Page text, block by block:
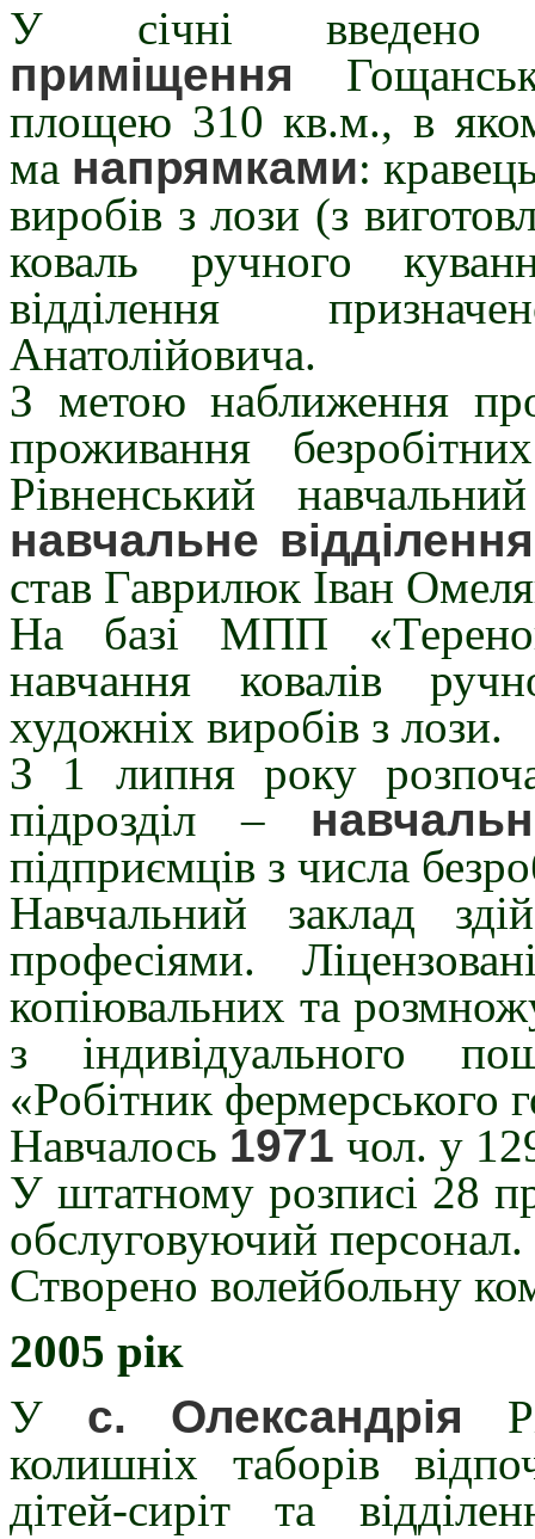
У січні
приміщення
площею 310 кв.м., в
ма напрямками:
виробів з лози (з
коваль ручного
відділення
Анатолійовича.
З метою наближення
проживання
Рівненський
навчальне відділення
став Гаврилюк Іван
На базі МПП
навчання ковалів
художніх виробів з лози.
З 1 липня року
підрозділ –
підприємців з числа
Навчальний заклад
професіями.
копіювальних та
з індивідуального
«Робітник фермерського
Навчалось 1971 чол. у
У штатному розписі 28
обслуговуючий персонал.
Створено волейбольну
2005 рік
У с. Олександрія
колишніх таборів
дітей-сиріт та